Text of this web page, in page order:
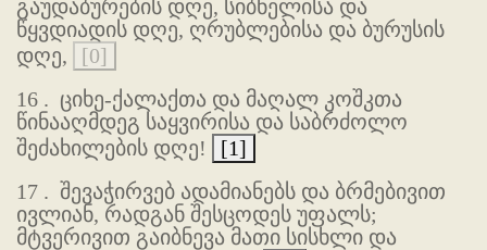
გაუდაბურების დღე, სიბნელისა და
წყვდიადის დღე, ღრუბლებისა და ბურუსის
დღე,
[0]
16 . ციხე-ქალაქთა და მაღალ კოშკთა
წინააღმდეგ საყვირისა და საბრძოლო
შეძახილების დღე!
[1]
17 . შევაჭირვებ ადამიანებს და ბრმებივით
ივლიან, რადგან შესცოდეს უფალს;
მტვერივით გაიბნევა მათი სისხლი და